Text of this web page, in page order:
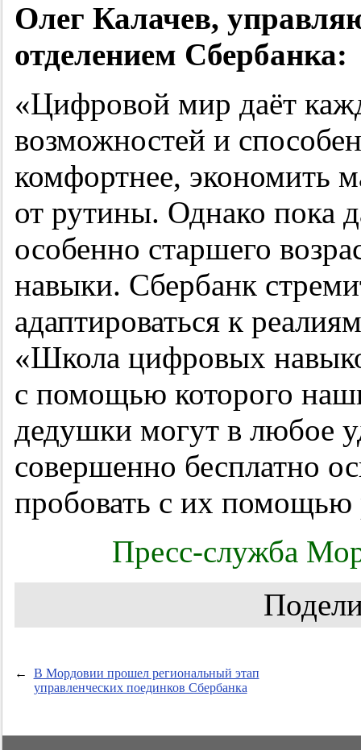
Олег Калачев,
отделением Сбербанка:
«Цифровой мир даёт
возможностей и
комфортнее, экономить
от рутины. Однако пока
особенно старшего
навыки. Сбербанк
адаптироваться к
«Школа цифровых
с помощью которого
дедушки могут в любое
совершенно бесплатно
пробовать с их помощью
Пресс-служба
←
В Мордовии прошел региональный этап
управленческих поединков Сбербанка